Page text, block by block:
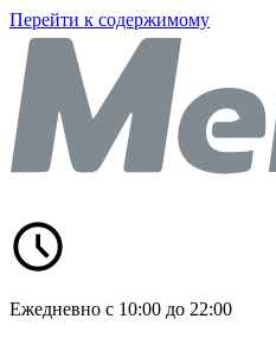
Перейти к содержимому
Ежедневно с 10:00 до 22:00